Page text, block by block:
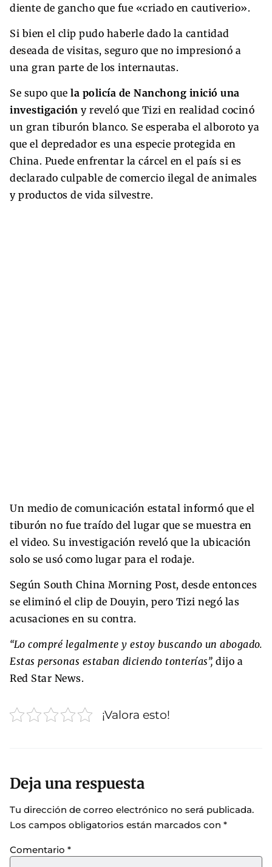
diente de gancho que fue «criado en cautiverio».
Si bien el clip pudo haberle dado la cantidad
deseada de visitas, seguro que no impresionó a
una gran parte de los internautas.
Se supo que la policía de Nanchong inició una
investigación y reveló que Tizi en realidad cocinó
un gran tiburón blanco. Se esperaba el alboroto ya
que el depredador es una especie protegida en
China. Puede enfrentar la cárcel en el país si es
declarado culpable de comercio ilegal de animales
y productos de vida silvestre.
Un medio de comunicación estatal informó que el
tiburón no fue traído del lugar que se muestra en
el video. Su investigación reveló que la ubicación
solo se usó como lugar para el rodaje.
Según South China Morning Post, desde entonces
se eliminó el clip de Douyin, pero Tizi negó las
acusaciones en su contra.
“Lo compré legalmente y estoy buscando un abogado.
Estas personas estaban diciendo tonterías”, dijo a
Red Star News.
¡Valora esto!
Deja una respuesta
Tu dirección de correo electrónico no será publicada.
Los campos obligatorios están marcados con *
Comentario *